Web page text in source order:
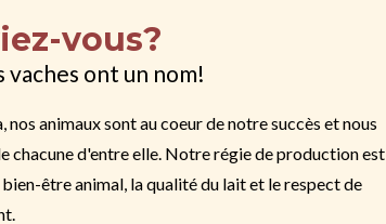
vous?
vaches ont un nom!
nos animaux sont au coeur de notre succès et nous
chacune d'entre elle. Notre régie de production est
être animal, la qualité du lait et le respect de